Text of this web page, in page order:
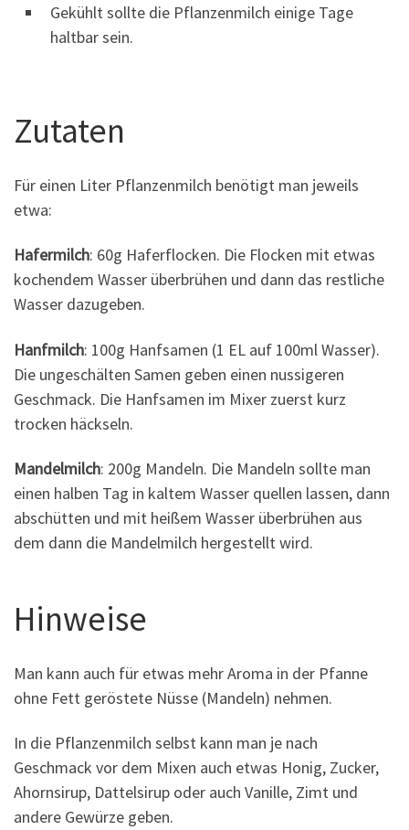
Gekühlt sollte die Pflanzenmilch einige Tage
haltbar sein.
Zutaten
Für einen Liter Pflanzenmilch benötigt man jeweils
etwa:
Hafermilch: 60g Haferflocken. Die Flocken mit etwas
kochendem Wasser überbrühen und dann das restliche
Wasser dazugeben.
Hanfmilch: 100g Hanfsamen (1 EL auf 100ml Wasser).
Die ungeschälten Samen geben einen nussigeren
Geschmack. Die Hanfsamen im Mixer zuerst kurz
trocken häckseln.
Mandelmilch: 200g Mandeln. Die Mandeln sollte man
einen halben Tag in kaltem Wasser quellen lassen, dann
abschütten und mit heißem Wasser überbrühen aus
dem dann die Mandelmilch hergestellt wird.
Hinweise
Man kann auch für etwas mehr Aroma in der Pfanne
ohne Fett geröstete Nüsse (Mandeln) nehmen.
In die Pflanzenmilch selbst kann man je nach
Geschmack vor dem Mixen auch etwas Honig, Zucker,
Ahornsirup, Dattelsirup oder auch Vanille, Zimt und
andere Gewürze geben.